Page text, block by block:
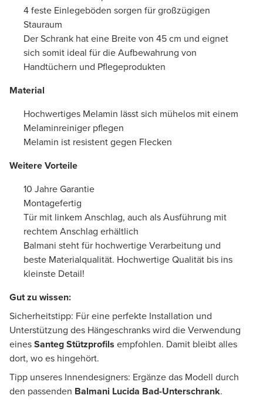
4 feste Einlegeböden sorgen für großzügigen
Stauraum
Der Schrank hat eine Breite von 45 cm und eignet
sich somit ideal für die Aufbewahrung von
Handtüchern und Pflegeprodukten
Material
Hochwertiges Melamin lässt sich mühelos mit einem
Melaminreiniger pflegen
Melamin ist resistent gegen Flecken
Weitere Vorteile
10 Jahre Garantie
Montagefertig
Tür mit linkem Anschlag, auch als Ausführung mit
rechtem Anschlag erhältlich
Balmani steht für hochwertige Verarbeitung und
beste Materialqualität. Hochwertige Qualität bis ins
kleinste Detail!
Gut zu wissen:
Sicherheitstipp: Für eine perfekte Installation und
Unterstützung des Hängeschranks wird die Verwendung
einesSanteg Stützprofils empfohlen. Damit bleibt alles
dort, wo es hingehört.
Tipp unseres Innendesigners: Ergänze das Modell durch
den passenden Balmani Lucida Bad-Unterschrank.